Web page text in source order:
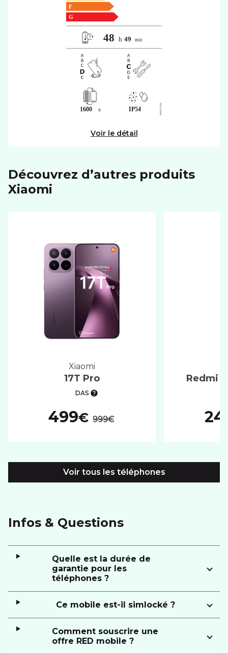
Voir le détail
Découvrez d’autres produits
xiaomi
xiaomi
17T Pro
DAS
499€ 999€
Redmi
Voir tous les téléphones
Infos & Questions
Quelle est la durée de
garantie pour les
téléphones ?
Ce mobile est-il simlocké ?
Comment souscrire une
offre RED mobile ?